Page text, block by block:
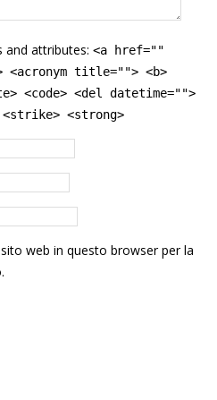
and attributes: <a href=""
title=""> <b>
<code> <del datetime="">
<strong>
web in questo browser per la